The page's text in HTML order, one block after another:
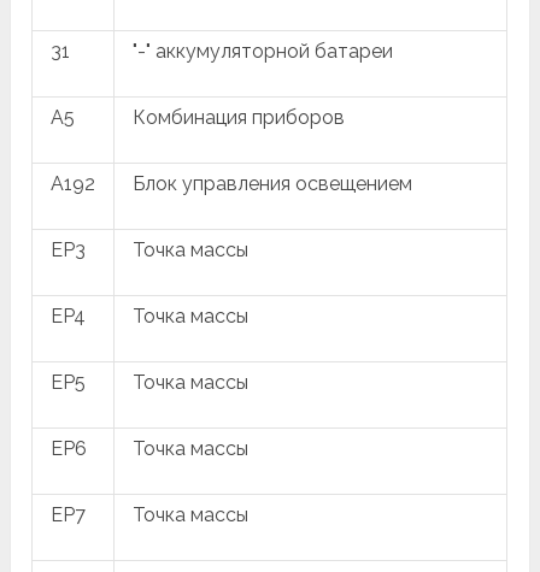
31 "-" аккумуляторной батареи
A5 Комбинация приборов
A192 Блок управления освещением
EP3 Точка массы
EP4 Точка массы
EP5 Точка массы
EP6 Точка массы
EP7 Точка массы